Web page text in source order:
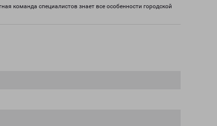
команда специалистов знает все особенности городской